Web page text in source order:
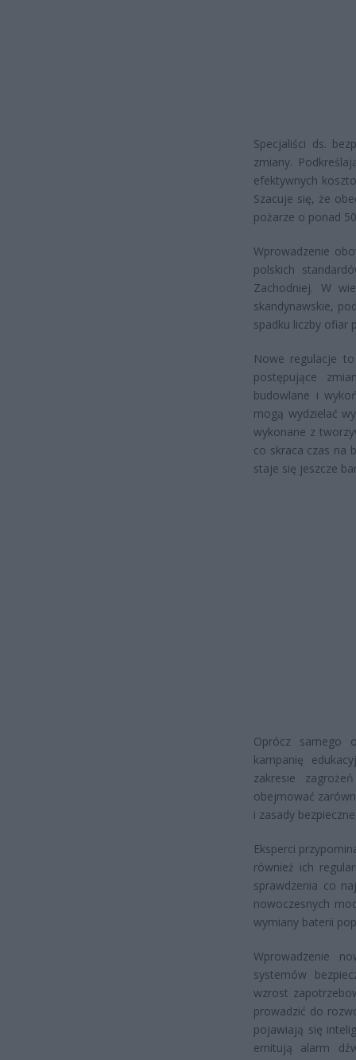
Specjaliści ds.
zmiany.
efektywnych
Szacuje się, że
pożarze o ponad
Wprowadzenie
polskich
Zachodniej. W
skandynawskie,
spadku liczby ofiar
Nowe regulacje
postępujące
budowlane i
mogą wydzielać
wykonane z
co skraca czas na
staje się jeszcze
Oprócz samego
kampanię
zakresie
obejmować
i zasady
Eksperci
również ich
sprawdzenia co
nowoczesnych
wymiany baterii
Wprowadzenie
systemów
wzrost
prowadzić do
pojawiają się
emitują alarm